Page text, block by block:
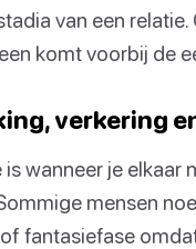
van een
komt voorbij de
verkering
is wanneer je elkaar
mensen
fantasiefase